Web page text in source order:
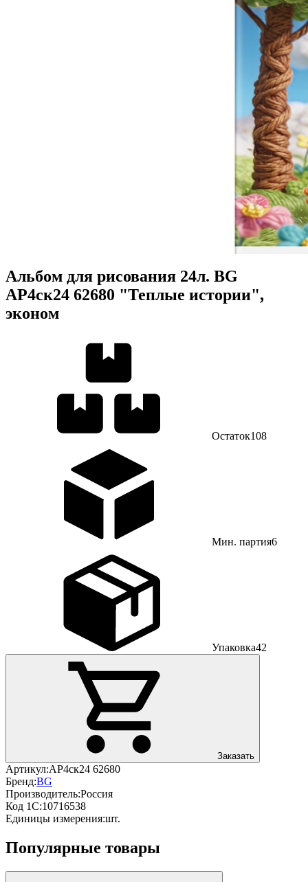
Альбом для рисования 24л. BG
АР4ск24 62680 "Теплые истории",
эконом
Остаток108
Мин. партия6
Упаковка42
Заказать
Артикул:АР4ск24 62680
Бренд:BG
Производитель:Россия
Код 1С:10716538
Единицы измерения:шт.
Популярные товары